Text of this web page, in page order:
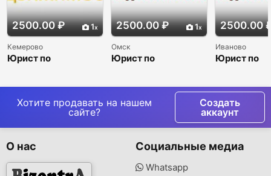
2500.00 ₽ 1
Кемерово
Юрист по
2500.00 ₽ 1
Омск
Юрист по
2500.00
Иваново
Юрист по
Хотите продавать на нашем
сайте?
Создать
аккаунт
О нас Социальные медиа
Whatsapp